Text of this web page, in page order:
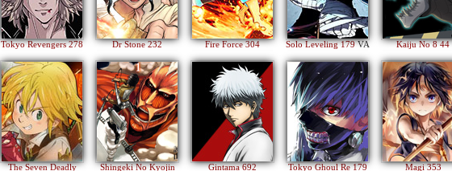
Tokyo Revengers 278 Dr Stone 232 Fire Force 304 Solo Leveling 179VA Kaiju No 8 44
The Seven Deadly
Shingeki No Kyojin
Gintama 692 Tokyo Ghoul Re 179 Magi 353